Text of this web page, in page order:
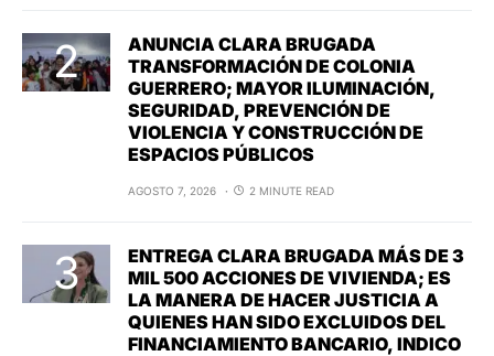
ANUNCIA CLARA BRUGADA
TRANSFORMACIÓN DE COLONIA
GUERRERO; MAYOR ILUMINACIÓN,
SEGURIDAD, PREVENCIÓN DE
VIOLENCIA Y CONSTRUCCIÓN DE
ESPACIOS PÚBLICOS
AGOSTO 7, 2026 2 MINUTE READ
ENTREGA CLARA BRUGADA MÁS DE 3
MIL 500 ACCIONES DE VIVIENDA; ES
LA MANERA DE HACER JUSTICIA A
QUIENES HAN SIDO EXCLUIDOS DEL
FINANCIAMIENTO BANCARIO, INDICO